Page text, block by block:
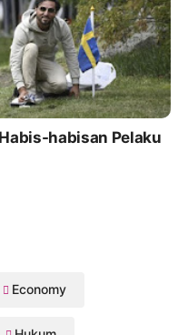
habisan Pelaku
Economy